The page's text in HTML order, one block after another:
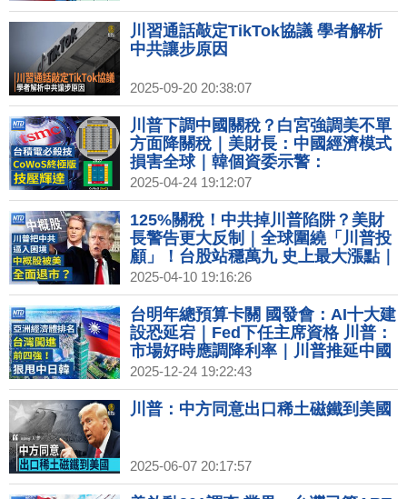
工赴中｜Uber斥資逾3億美元 打入無
人計程車戰局
川習通話敲定TikTok協議 學者解析
中共讓步原因
2025-09-20 20:38:07
川普下調中國關稅？白宮強調美不單
方面降關稅｜美財長：中國經濟模式
損害全球｜韓個資委示警：
DeepSeek私自移轉用戶資訊｜台積
電揭SoW-X技術2027年量產
2025-04-24 19:12:07
125%關稅！中共掉川普陷阱？美財
長警告更大反制｜全球圍繞「川普投
顧」！台股站穩萬九 史上最大漲點｜
鴻海將在日本開賣多款EV ｜光陽震
撼彈!董座柯勝峯請辭
2025-04-10 19:16:26
台明年總預算卡關 國發會：AI十大建
設恐延宕｜Fed下任主席資格 川普：
市場好時應調降利率｜川普推延中國
晶片關稅有盤算？AI戰略布局狠甩中
｜日升息中為何焦慮？謝金河：房產
泡沫調整才要開始
2025-12-24 19:22:43
川普：中方同意出口稀土磁鐵到美國
2025-06-07 20:17:57